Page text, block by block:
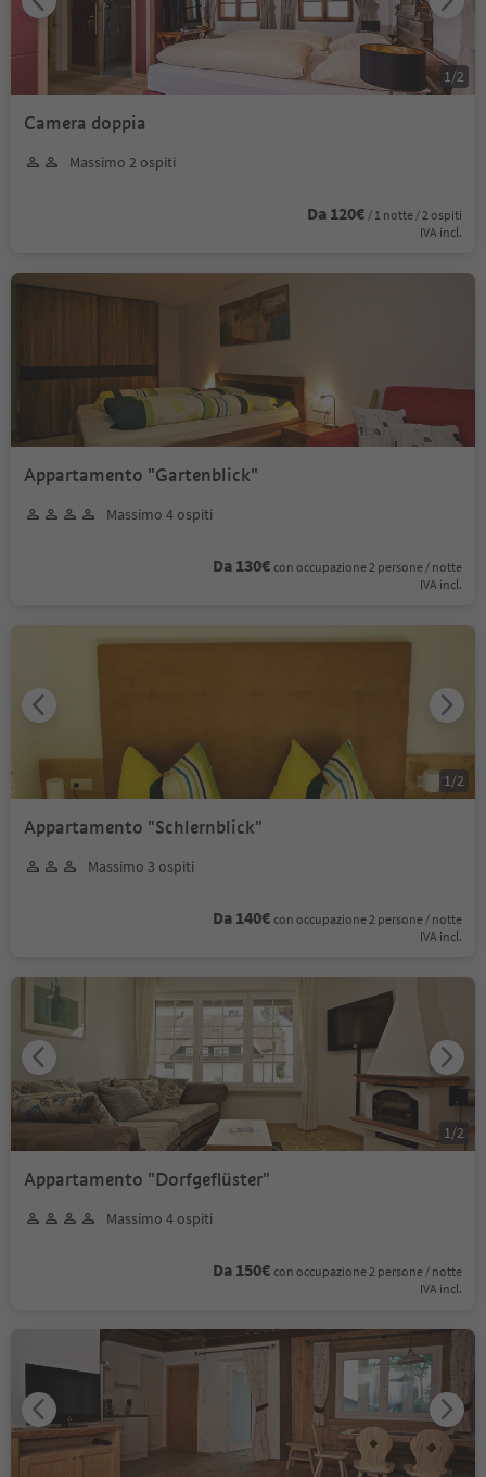
Camera doppia
Massimo 2 ospiti
Da 120€ / 1 notte / 2 ospiti
IVA incl.
1 /2
Appartamento "Gartenblick"
Massimo 4 ospiti
Da 130€ con occupazione 2 persone / notte
IVA incl.
Appartamento "Schlernblick"
Massimo 3 ospiti
Da 140€ con occupazione 2 persone / notte
IVA incl.
1/2
Appartamento "Dorfgeflüster"
Massimo 4 ospiti
Da 150€ con occupazione 2 persone / notte
IVA incl.
1 /2